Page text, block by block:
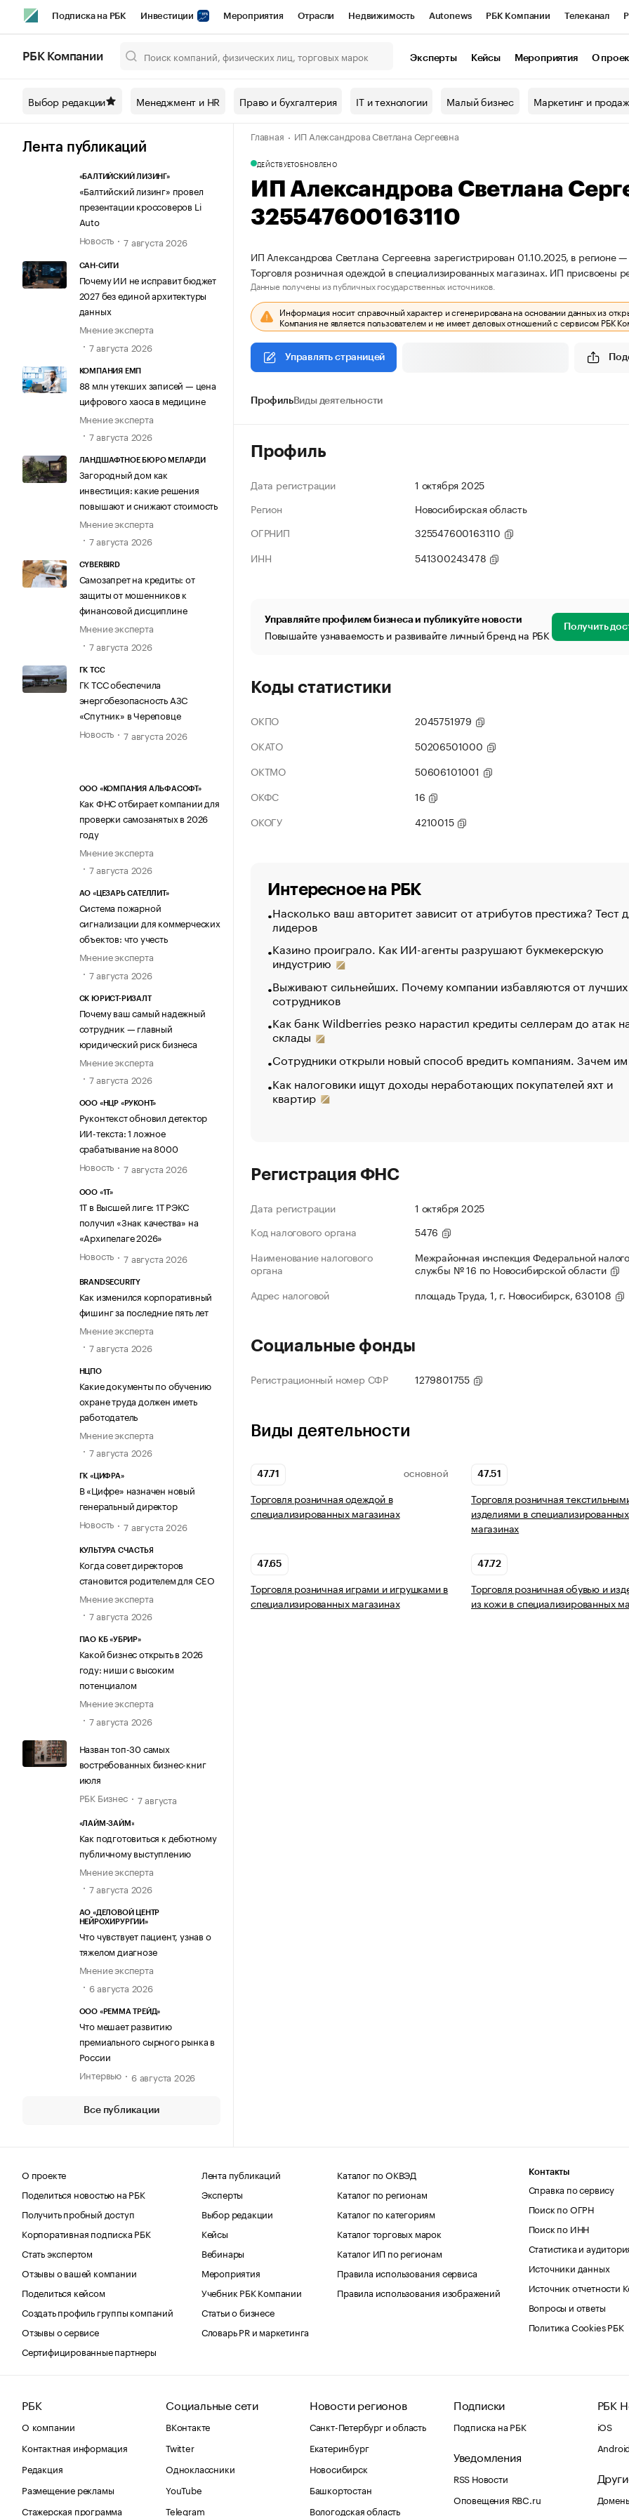
Подписка на РБК Инвестиции Мероприятия Отрасли Недвижимость Autonews РБК Компании Телеканал
Спецпроекты СПб Конференции СПб Спецпроекты Проверка контрагентов
Технологии и медиа Рынок наличной валюты
РБК Компании Эксперты Кейсы Мероприятия О
Выбор редакции Менеджмент и HR Право и бухгалтерия IT и технологии Малый бизнес Маркетинг и
Лента публикаций
«БАЛТИЙСКИЙ ЛИЗИНГ»
«Балтийский лизинг» провел
презентации кроссоверов Li
Auto
Новость
7 августа 2026
САН-СИТИ
Почему ИИ не исправит бюджет
2027 без единой архитектуры
данных
Мнение эксперта
7 августа 2026
КОМПАНИЯ ЕМП
88 млн утекших записей — цена
цифрового хаоса в медицине
Мнение эксперта
7 августа 2026
ЛАНДШАФТНОЕ БЮРО МЕЛАРДИ
Загородный дом как
инвестиция: какие решения
повышают и снижают стоимость
Мнение эксперта
7 августа 2026
CYBERBIRD
Самозапрет на кредиты: от
защиты от мошенников к
финансовой дисциплине
Мнение эксперта
7 августа 2026
ГК ТСС
ГК ТСС обеспечила
энергобезопасность АЗС
«Спутник» в Череповце
Новость
7 августа 2026
ООО «КОМПАНИЯ АЛЬФАСОФТ»
Как ФНС отбирает компании для
проверки самозанятых в 2026
году
Мнение эксперта
7 августа 2026
АО «ЦЕЗАРЬ САТЕЛЛИТ»
Система пожарной
сигнализации для коммерческих
объектов: что учесть
Мнение эксперта
7 августа 2026
СК ЮРИСТ-РИЗАЛТ
Почему ваш самый надежный
сотрудник — главный
юридический риск бизнеса
Мнение эксперта
7 августа 2026
ООО «НЦР «РУКОНТ»
Руконтекст обновил детектор
ИИ-текста: 1 ложное
срабатывание на 8000
Новость
7 августа 2026
ООО «1Т»
1Т в Высшей лиге: 1Т РЭКС
получил «Знак качества» на
«Архипелаге 2026»
Новость
7 августа 2026
BRANDSECURITY
Как изменился корпоративный
фишинг за последние пять лет
Мнение эксперта
7 августа 2026
НЦПО
Какие документы по обучению
охране труда должен иметь
работодатель
Мнение эксперта
7 августа 2026
ГК «ЦИФРА»
В «Цифре» назначен новый
генеральный директор
Новость
7 августа 2026
КУЛЬТУРА СЧАСТЬЯ
Когда совет директоров
становится родителем для CEO
Мнение эксперта
7 августа 2026
ПАО КБ «УБРИР»
Какой бизнес открыть в 2026
году: ниши с высоким
потенциалом
Мнение эксперта
7 августа 2026
Назван топ-30 самых
востребованных бизнес-книг
июля
РБК Бизнес
7 августа
«ЛАЙМ-ЗАЙМ»
Как подготовиться к дебютному
публичному выступлению
Мнение эксперта
7 августа 2026
АО «ДЕЛОВОЙ ЦЕНТР
НЕЙРОХИРУРГИИ»
Что чувствует пациент, узнав о
тяжелом диагнозе
Мнение эксперта
6 августа 2026
ООО «РЕММА ТРЕЙД»
Что мешает развитию
премиального сырного рынка в
России
Интервью
6 августа 2026
Все публикации
Главная ИП Александрова Светлана Сергеевна
ДЕЙСТВУЕТОБНОВЛЕНО
ИП Александрова Светлана
325547600163110
ИП Александрова Светлана Сергеевна зарегистрирован 01.10.2025, в регионе
Торговля розничная одеждой в специализированных магазинах. ИП
Данные получены из публичных государственных источников.
Информация носит справочный характер и сгенерирована на основании данных из
Компания не является пользователем и не имеет деловых отношений с сервисом РБК
Управлять страницей
ПрофильВиды деятельности
Профиль
Дата регистрации
1 октября 2025
Регион
Новосибирская область
ОГРНИП
325547600163110
ИНН
541300243478
Управляйте профилем бизнеса и публикуйте новости
Повышайте узнаваемость и развивайте личный бренд на РБК Получить
Коды статистики
ОКПО
2045751979
ОКАТО
50206501000
ОКТМО
50606101001
ОКФС
16
ОКОГУ
4210015
Интересное на РБК
Насколько ваш авторитет зависит от атрибутов престижа? Тест
лидеров
Казино проиграло. Как ИИ-агенты разрушают букмекерскую
индустрию
Выживают сильнейших. Почему компании избавляются от лучших
сотрудников
Как банк Wildberries резко нарастил кредиты селлерам до атак
склады
Сотрудники открыли новый способ вредить компаниям. Зачем
Как налоговики ищут доходы неработающих покупателей яхт и
квартир
Регистрация ФНС
Дата регистрации
1 октября 2025
Код налогового органа
5476
Наименование налогового
органа
Межрайонная инспекция Федеральной
службы № 16 по Новосибирской области
Адрес налоговой
площадь Труда, 1, г. Новосибирск, 630108
Социальные фонды
Регистрационный номер СФР 1279801755
Виды деятельности
47.71 ОСНОВНОЙ
Торговля розничная одеждой в
специализированных магазинах
47.51
Торговля розничная
изделиями в специализированных
магазинах
47.65
Торговля розничная играми и игрушками в
специализированных магазинах
47.72
Торговля розничная обувью и
из кожи в специализированных
О проекте
Поделиться новостью на РБК
Получить пробный доступ
Корпоративная подписка РБК
Стать экспертом
Отзывы о вашей компании
Поделиться кейсом
Создать профиль группы компаний
Отзывы о сервисе
Сертифицированные партнеры
Лента публикаций
Эксперты
Выбор редакции
Кейсы
Вебинары
Мероприятия
Учебник РБК Компании
Статьи о бизнесе
Словарь PR и маркетинга
Каталог по ОКВЭД
Каталог по регионам
Каталог по категориям
Каталог торговых марок
Каталог ИП по регионам
Правила использования сервиса
Правила использования изображений
Контакты
Справка по сервису
Поиск по ОГРН
Поиск по ИНН
Статистика и
Источники данных
Источник отчетности
Вопросы и ответы
Политика Cookies РБК
РБК
О компании
Контактная информация
Редакция
Размещение рекламы
Стажерская программа
Социальные сети
ВКонтакте
Twitter
Одноклассники
YouTube
Telegram
Новости регионов
Санкт-Петербург и область
Екатеринбург
Новосибирск
Башкортостан
Вологодская область
Подписки
Подписка на РБК
Уведомления
RSS Новости
Оповещения RBC.ru
РБК
iOS